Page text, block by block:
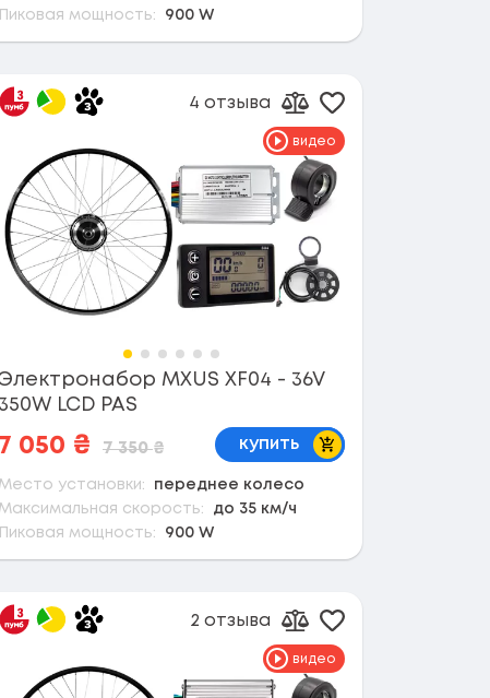
Пиковая мощность:
900 W
в избранное
MXUS XF04 - 36V
350W LCD PAS
7 050 ₴ 7 350₴
видео
купить В корзину
4 отзыва
Добавить к
Добавить в
Место установки:
переднее колесо
Максимальная скорость:
до 35 км/ч
Пиковая мощность:
900 W
в избранное
видео
2 отзыва
Добавить к
Добавить в